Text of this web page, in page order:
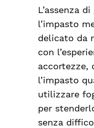
L’assenza
l’impasto
delicato da
con
accortezze,
l’impasto
utilizzare
per
senza